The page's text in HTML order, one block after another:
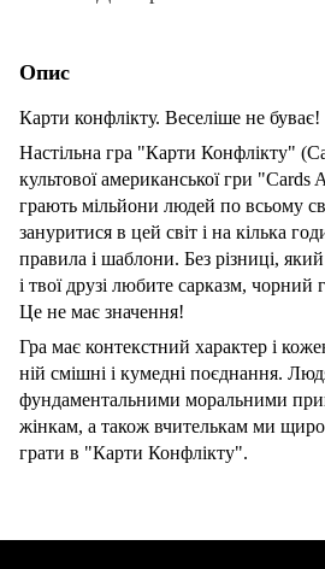
Опис
Карти конфлікту. Веселіше не буває!
Настільна гра "Карти Конфлікту"
культової американської гри
грають мільйони людей по всьому
зануритися в цей світ і на кілька
правила і шаблони. Без різниці,
і твої друзі любите сарказм,
Це не має значення!
Гра має контекстний характер і
ній смішні і кумедні поєднання.
фундаментальними моральними
жінкам, а також вчителькам ми
грати в "Карти Конфлікту".